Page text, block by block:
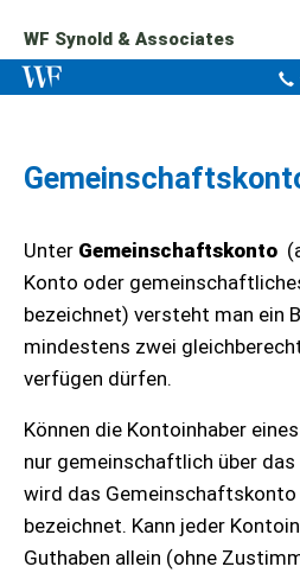
WF Synold & Associates
Unter Gemeinschaftskonto
Konto oder
bezeichnet) versteht man ein
mindestens zwei
verfügen dürfen.
Können die Kontoinhaber
nur gemeinschaftlich über das
wird das Gemeinschaftskonto
bezeichnet. Kann jeder
Guthaben allein (ohne